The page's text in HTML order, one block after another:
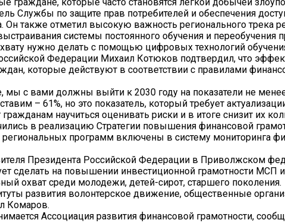
Службы по защите прав потребителей и обеспечения
Он также отметил высокую важность регионального трека
системы постоянного обучения и переобучения
нужно делать с помощью цифровых технологий
Федерации Михаил Котюков подтвердил, что
которые действуют в соответствии с правилами
мы с вами должны выйти к 2030 году на показатели не
– 61%, но это показатель, который требует
научиться оценивать риски и в итоге снизит их
в реализацию Стратегии повышения финансовой
программ включены в систему мониторинга
Президента Российской Федерации в Приволжском
сделать на повышении инвестиционной грамотности МСП
охват среди молодежи, детей-сирот, старшего поколения.
развития волонтерское движение, общественные
Комаров.
Ассоциация развития финансовой грамотности,